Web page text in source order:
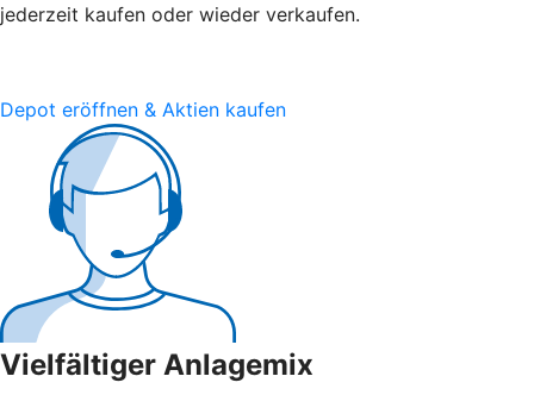
jederzeit kaufen oder wieder verkaufen.
Depot eröffnen & Aktien kaufen
Vielfältiger Anlagemix